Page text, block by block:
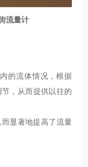
流量计
的流体情况，根据
，从而提供以往的
显著地提高了流量